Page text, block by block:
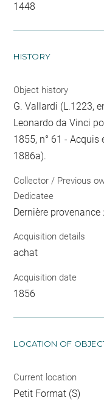
1448
HISTORY
Object history
G. Vallardi (L.1223,
Leonardo da Vinci
1855, n° 61 - Acquis
1886a).
Collector / Previous
Dedicatee
Dernière
Acquisition details
achat
Acquisition date
1856
LOCATION OF
Current location
Petit Format (S)